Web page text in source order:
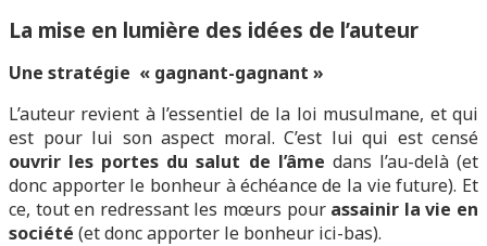
La mise en lumière des idées de l’auteur
Une stratégie « gagnant-gagnant »
L’auteur revient à l’essentiel de la loi musulmane, et qui
est pour lui son aspect moral. C’est lui qui est censé
ouvrir les portes du salut de l’âme dans l’au-delà (et
donc apporter le bonheur à échéance de la vie future). Et
ce, tout en redressant les mœurs pour assainir la vie en
société (et donc apporter le bonheur ici-bas).